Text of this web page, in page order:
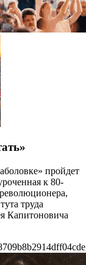
пройдет
к 80-
труда
Капитоновича